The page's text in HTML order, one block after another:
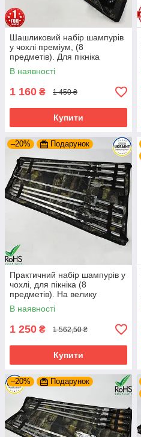
Шашликовий набір шампурів
у чохлі преміум, (8
предметів). Для пікніка
В наявності
1 160 ₴ 1 450 ₴
Купити
–20% Подарунок
Практичний набір шампурів у
чохлі, для пікніка (8
предметів). На велику
компантю
В наявності
1 250 ₴ 1 562,50 ₴
Купити
–20% Подарунок